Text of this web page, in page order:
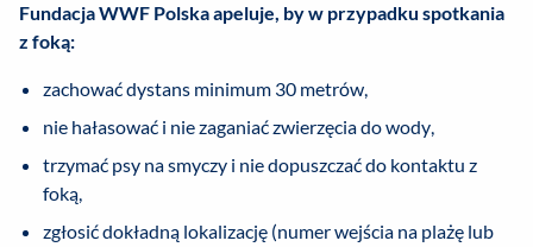
Fundacja WWF Polska apeluje, by w przypadku spotkania
z foką:
zachować dystans minimum 30 metrów,
nie hałasować i nie zaganiać zwierzęcia do wody,
trzymać psy na smyczy i nie dopuszczać do kontaktu z
foką,
zgłosić dokładną lokalizację (numer wejścia na plażę lub